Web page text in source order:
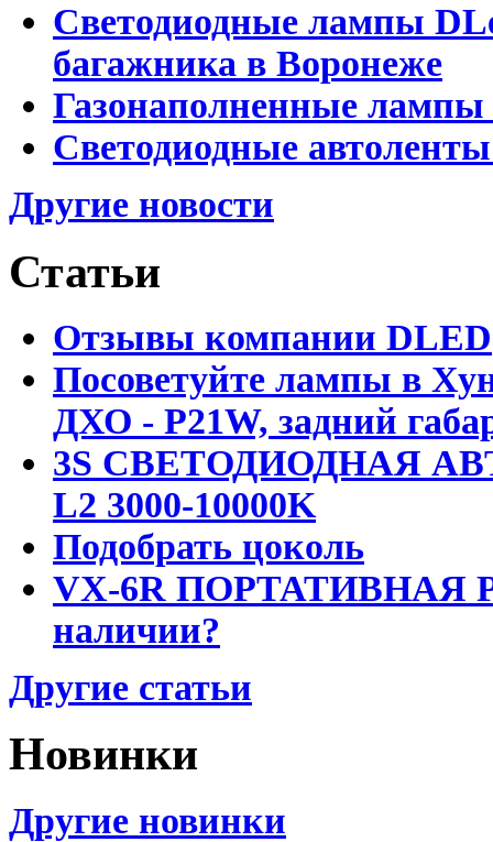
Светодиодные лампы
багажника в Воронеже
Газонаполненные
Светодиодные
Другие новости
Статьи
Отзывы компании DLED
Посоветуйте лампы в
ДХО - P21W, задний
3S СВЕТОДИОДНАЯ
L2 3000-10000K
Подобрать цоколь
VX-6R ПОРТАТИВНАЯ
наличии?
Другие статьи
Новинки
Другие новинки